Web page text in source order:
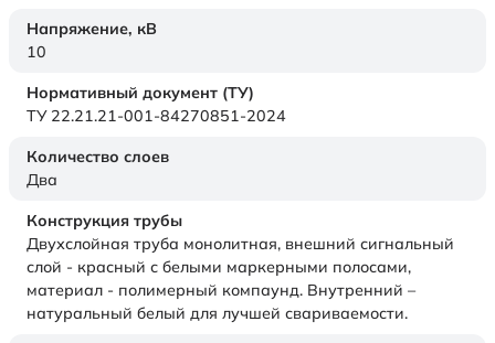
Напряжение, кВ
10
Нормативный документ (ТУ)
ТУ 22.21.21-001-84270851-2024
Количество слоев
Два
Конструкция трубы
Двухслойная труба монолитная, внешний сигнальный
слой - красный с белыми маркерными полосами,
материал - полимерный компаунд. Внутренний –
натуральный белый для лучшей свариваемости.